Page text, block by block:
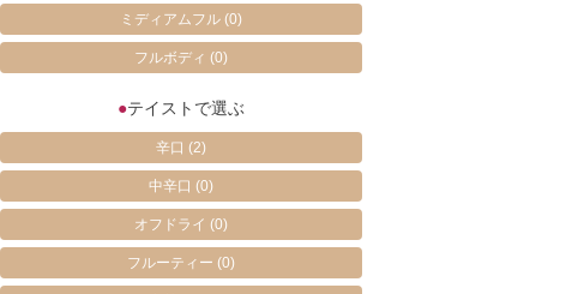
ミディアムフル(0)
フルボディ(0)
●テイストで選ぶ
辛口(2)
中辛口(0)
オフドライ(0)
フルーティー(0)